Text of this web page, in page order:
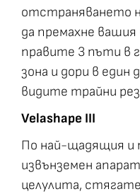
отстраняването
да премахне
правите 3 пъти в
зона и дори в един
видите трайни
Velashape III
По най-щадящия и
извънземен
целулита,